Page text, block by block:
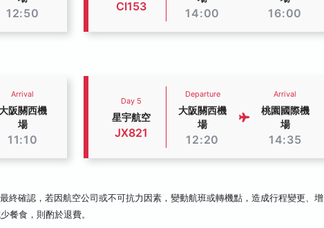
12:50 CI153 14:00 16:00
Arrival
大阪關西機
場
11:10
Day 5
星宇航空
JX821
Departure
大阪關西機
場
12:20
Arrival
桃園國際機
場
14:35
終確認，若因航空公司或不可抗力因素，變動航班或轉機點，造成行程變更、增
餐食，則酌於退費。